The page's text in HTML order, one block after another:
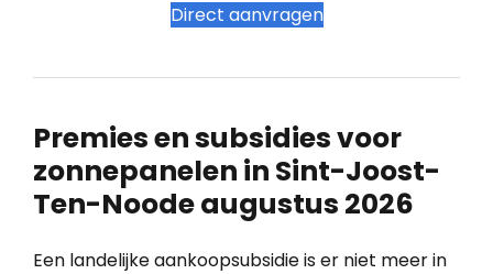
Direct aanvragen
Premies en subsidies voor
zonnepanelen in Sint-Joost-
Ten-Noode augustus 2026
Een landelijke aankoopsubsidie is er niet meer in